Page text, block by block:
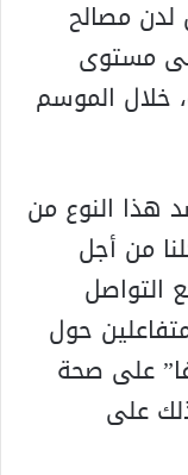
لدن مصالح
مستوى
خلال الموسم
هذا النوع من
من أجل
التواصل
حول
على صحة
على